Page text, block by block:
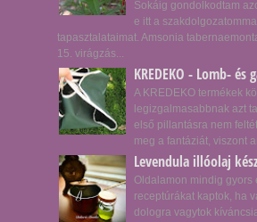
Sokáig gondolkodtam
e itt a
tapasztalataimat. Amsonia
15. virágzás...
KREDEKO - Lomb- és
A KREDEKO termékek
legizgalmasabbnak azt
első pillantásra nem
meg a fantáziát, viszont
Levendula illóolaj
Oldalamon mindig gyors
receptúrákat kaptok, ha
dologra vagytok